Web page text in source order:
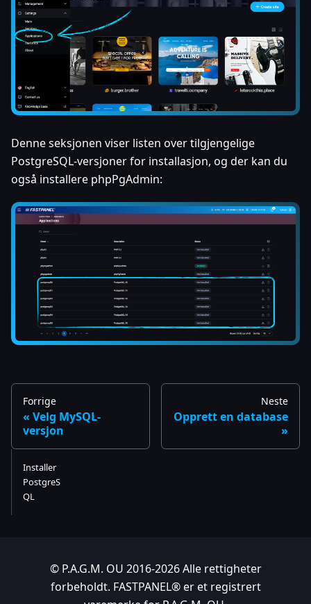
Denne seksjonen viser listen over tilgjengelige
PostgreSQL-versjoner for installasjon, og der kan du
også installere phpPgAdmin:
Forrige
Velg MySQL-
versjon
Neste
Opprett en database
Installer
PostgreS
QL
© P.A.G.M. OU 2016-2026 Alle rettigheter
forbeholdt. FASTPANEL® er et registrert